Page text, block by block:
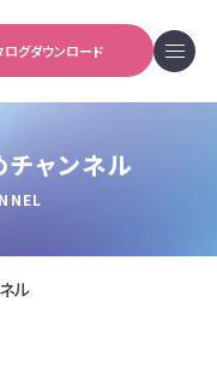
ログダウンロード
チャンネル
ル